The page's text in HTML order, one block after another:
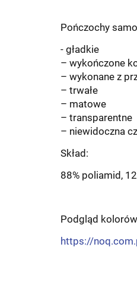
Pończochy
- gładkie
– wykończone
– wykonane z
– trwałe
– matowe
– transparentne
– niewidoczna
Skład:
88% poliamid,
Podgląd
https://